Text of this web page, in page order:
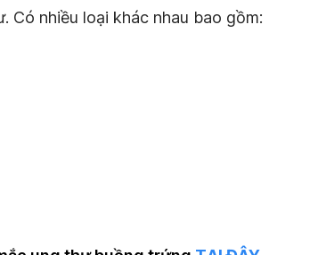
Có nhiều loại khác nhau bao gồm: